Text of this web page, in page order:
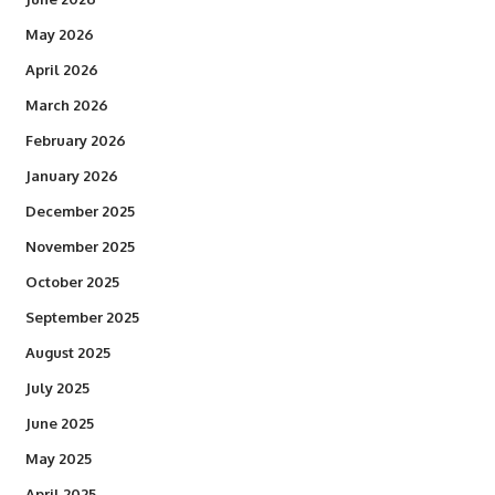
May 2026
April 2026
March 2026
February 2026
January 2026
December 2025
November 2025
October 2025
September 2025
August 2025
July 2025
June 2025
May 2025